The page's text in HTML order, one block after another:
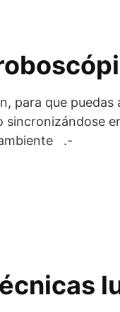
para que
sincronizándose
.-